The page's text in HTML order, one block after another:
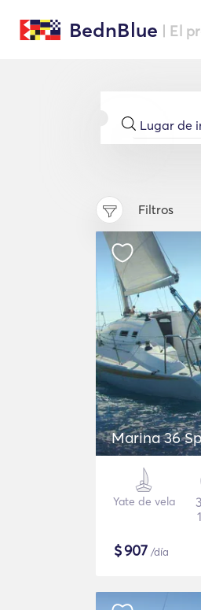
BednBlue | El
Filtros
Marina 36
Yate de vela
$907 /día